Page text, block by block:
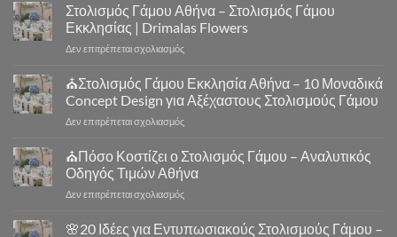
Στολισμός Γάμου Αθήνα – Στολισμός Γάμου
Εκκλησίας | Drimalas Flowers
Δεν επιτρέπεται σχολιασμόςστο
Γάμου
Αθήνα
–
Στολισμός
Εκκλησίας
Flowers
⛪Στολισμός Γάμου Εκκλησία Αθήνα – 10 Μοναδικά
Concept Design για Αξέχαστους Στολισμούς Γάμου
Δεν επιτρέπεται σχολιασμόςστο
Στολισμός
Γάμου
Εκκλησία
Αθήνα
10
⛪Πόσο Κοστίζει ο Στολισμός Γάμου – Αναλυτικός
Οδηγός Τιμών Αθήνα
Δεν επιτρέπεται σχολιασμόςστο
🌸20 Ιδέες για Εντυπωσιακούς Στολισμούς Γάμου –